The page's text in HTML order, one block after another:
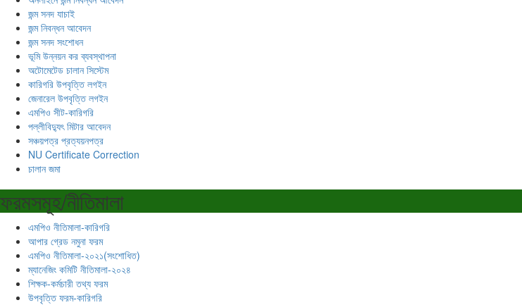
জন্ম সনদ যাচাই
জন্ম নিবন্ধন আবেদন
জন্ম সনদ সংশোধন
ভূমি উন্নয়ন কর ব্যবস্থাপনা
অটোমেটেড চালান সিস্টেম
কারিগরি উপবৃত্তি লগইন
জেনারেল উপবৃত্তি লগইন
এমপিও সীট-কারিগরি
পল্লীবিদ্যুৎ মিটার আবেদন
সঞ্চয়পত্র প্রত্যয়নপত্র
NU Certificate Correction
চালান জমা
ফরমসমূহ/নীতিমালা
এমপিও নীতিমালা-কারিগরি
আপার গ্রেড নমুনা ফরম
এমপিও নীতিমালা-২০২১(সংশোধিত)
ম্যানেজিং কমিটি নীতিমালা-২০২৪
শিক্ষক-কর্মচারী তথ্য ফরম
উপবৃত্তি ফরম-কারিগরি